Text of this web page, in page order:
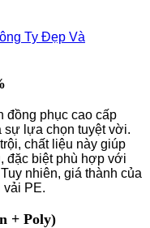
Ty Đẹp Và
đồng phục cao cấp
sự lựa chọn tuyệt vời.
chất liệu này giúp
đặc biệt phù hợp với
nhiên, giá thành của
PE.
+ Poly)